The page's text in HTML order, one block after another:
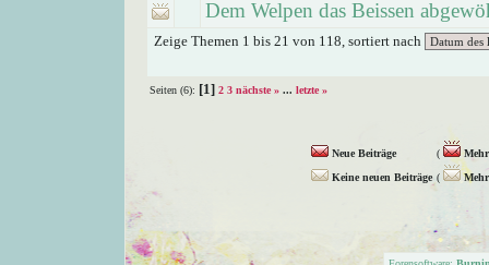
Dem Welpen das Beissen
Zeige Themen 1 bis 21 von 118, sortiert nach
Seiten (6): [1] 2 3 nächste » ... letzte »
Neue Beiträge (
Keine neuen Beiträge (